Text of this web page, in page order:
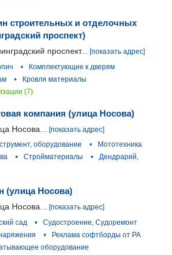
строительных и отделочных
проспект)
проспект...
[показать адрес]
•
Комплектующие к дверям
•
Кровля материалы
(7)
компания (улица Носова)
Носова...
[показать адрес]
оборудование •
Мототехника
• Стройматериалы •
Дендрарий,
(улица Носова)
Носова... [показать адрес]
сад •
Судостроение, Судоремонт
•
Реклама софтборды от РА
оборудование